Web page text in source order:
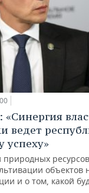
ведет
успеху»
природных
объектов
и о том, какой